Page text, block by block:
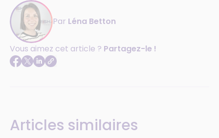
Par Léna Betton
Vous aimez cet article ? Partagez-le !
Articles similaires